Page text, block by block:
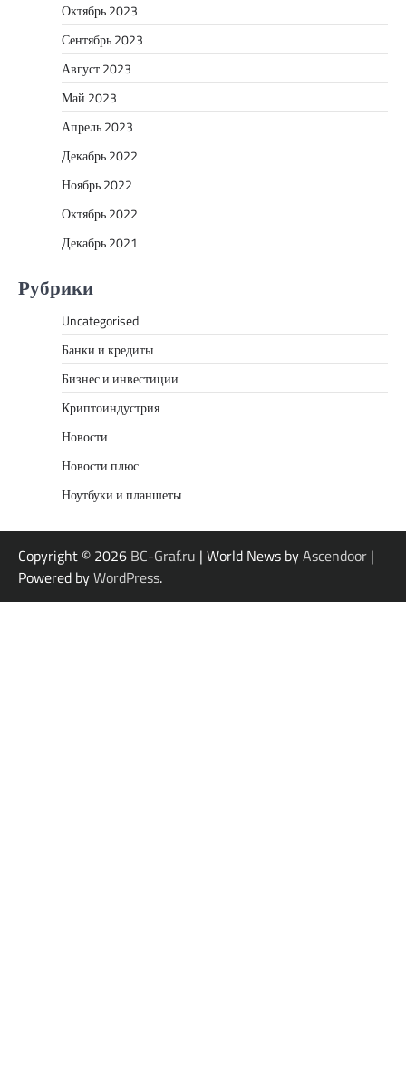
Октябрь 2023
Сентябрь 2023
Август 2023
Май 2023
Апрель 2023
Декабрь 2022
Ноябрь 2022
Октябрь 2022
Декабрь 2021
Рубрики
Uncategorised
Банки и кредиты
Бизнес и инвестиции
Криптоиндустрия
Новости
Новости плюс
Ноутбуки и планшеты
Copyright © 2026 BC-Graf.ru | World News byAscendoor |
Powered byWordPress.